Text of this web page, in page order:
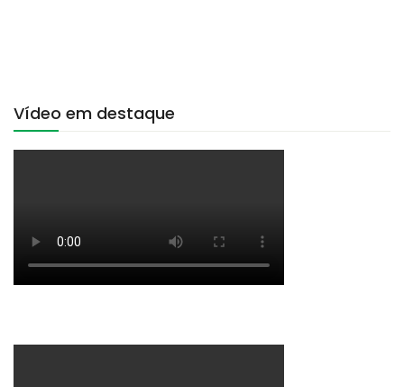
Vídeo em destaque